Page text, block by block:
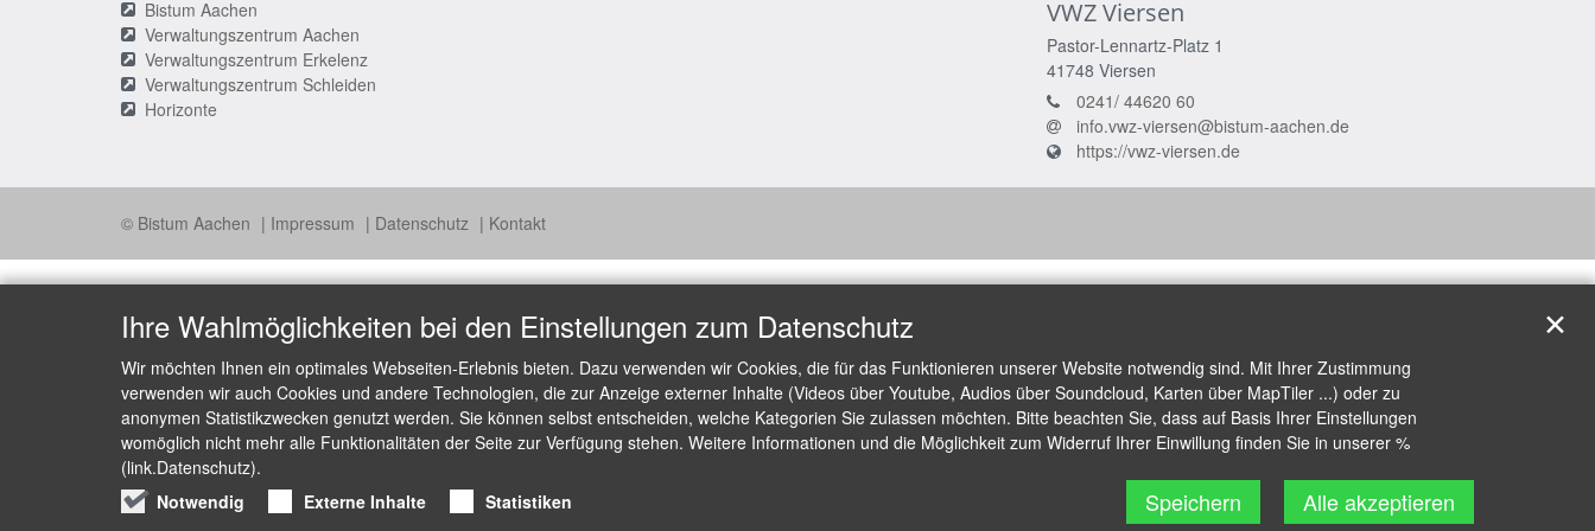
Bistum Aachen
Verwaltungszentrum Aachen
Verwaltungszentrum Erkelenz
Verwaltungszentrum Schleiden
Horizonte
VWZ Viersen
Pastor-Lennartz-Platz 1
41748 Viersen
0241/ 44620 60
info.vwz-viersen@bistum-aachen.de
https://vwz-viersen.de
© Bistum Aachen Impressum Datenschutz Kontakt
Ihre Wahlmöglichkeiten bei den Einstellungen zum Datenschutz
Wir möchten Ihnen ein optimales Webseiten-Erlebnis bieten. Dazu verwenden wir Cookies, die für das Funktionieren unserer Website notwendig sind. Mit Ihrer Zustimmung
verwenden wir auch Cookies und andere Technologien, die zur Anzeige externer Inhalte (Videos über Youtube, Audios über Soundcloud, Karten über MapTiler ...) oder zu
anonymen Statistikzwecken genutzt werden. Sie können selbst entscheiden, welche Kategorien Sie zulassen möchten. Bitte beachten Sie, dass auf Basis Ihrer Einstellungen
womöglich nicht mehr alle Funktionalitäten der Seite zur Verfügung stehen. Weitere Informationen und die Möglichkeit zum Widerruf Ihrer Einwillung finden Sie in unserer %
(link.Datenschutz).
Notwendig
Externe Inhalte Statistiken Speichern Alle akzeptieren
✕